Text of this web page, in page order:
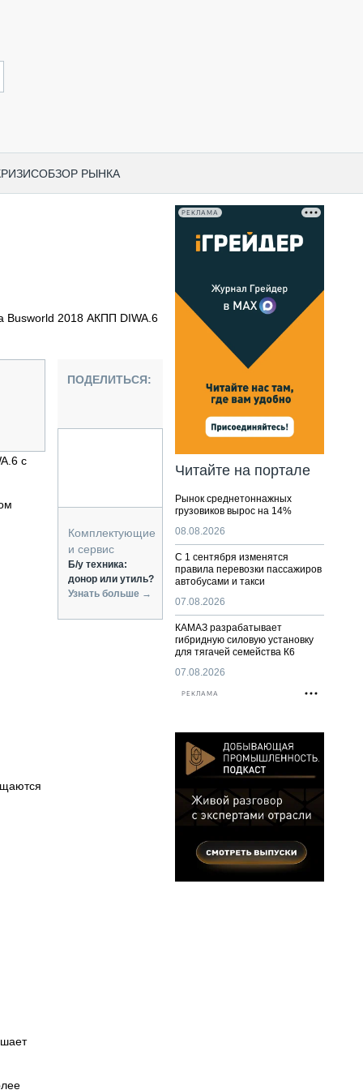
ОБЗОР РЫНКА
ТЕХНИКА
ТРАНСПОРТ
ТЕХНИКА
И ТЕХНОЛОГИИ
Busworld 2018 АКПП DIWA.6
с
ПОДЕЛИТЬСЯ:
Комплектующие
и сервис
Б/у техника:
донор или утиль?
Узнать больше →
РЕКЛАМА
Читайте на портале
Рынок среднетоннажных
грузовиков вырос на 14%
08.08.2026
С 1 сентября изменятся
правила перевозки пассажиров
автобусами и такси
07.08.2026
КАМАЗ разрабатывает
гибридную силовую установку
для тягачей семейства К6
07.08.2026
РЕКЛАМА